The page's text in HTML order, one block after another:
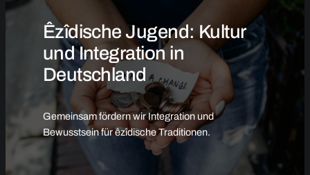
Êzîdische Jugend: Kultur
und Integration in
Deutschland
Gemeinsam fördern wir Integration und
Bewusstsein für êzîdische Traditionen.